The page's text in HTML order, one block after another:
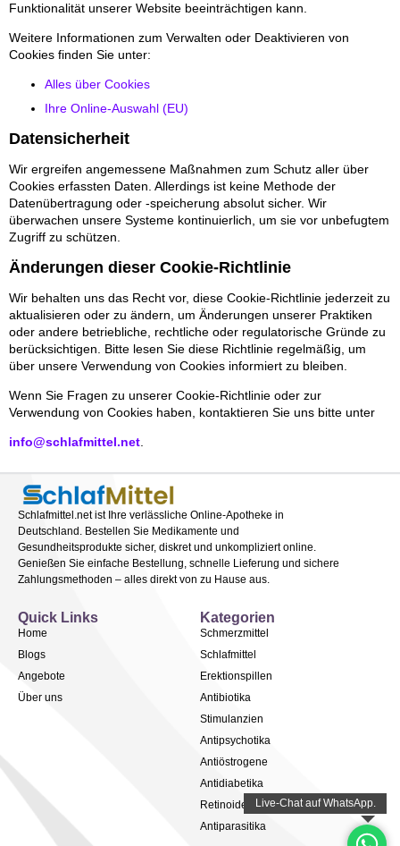
Funktionalität unserer Website beeinträchtigen kann.
Weitere Informationen zum Verwalten oder Deaktivieren von
Cookies finden Sie unter:
Alles über Cookies
Ihre Online-Auswahl (EU)
Datensicherheit
Wir ergreifen angemessene Maßnahmen zum Schutz aller über
Cookies erfassten Daten. Allerdings ist keine Methode der
Datenübertragung oder -speicherung absolut sicher. Wir
überwachen unsere Systeme kontinuierlich, um sie vor unbefugtem
Zugriff zu schützen.
Änderungen dieser Cookie-Richtlinie
Wir behalten uns das Recht vor, diese Cookie-Richtlinie jederzeit zu
aktualisieren oder zu ändern, um Änderungen unserer Praktiken
oder andere betriebliche, rechtliche oder regulatorische Gründe zu
berücksichtigen. Bitte lesen Sie diese Richtlinie regelmäßig, um
über unsere Verwendung von Cookies informiert zu bleiben.
Wenn Sie Fragen zu unserer Cookie-Richtlinie oder zur
Verwendung von Cookies haben, kontaktieren Sie uns bitte unter
info@schlafmittel.net
Schlafmittel.net ist Ihre verlässliche Online-Apotheke in
Deutschland. Bestellen Sie Medikamente und
Gesundheitsprodukte sicher, diskret und unkompliziert online.
Genießen Sie einfache Bestellung, schnelle Lieferung und sichere
Zahlungsmethoden – alles direkt von zu Hause aus.
Kategorien
Schmerzmittel
Schlafmittel
Erektionspillen
Antibiotika
Stimulanzien
Antipsychotika
Antiöstrogene
Antidiabetika
Retinoide
Antiparasitika
Quick Links
Home
Blogs
Angebote
Über uns